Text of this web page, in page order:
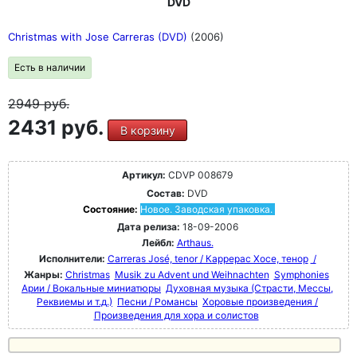
Christmas with Jose Carreras (DVD) (2006)
Есть в наличии
2949руб.
2431 руб. В корзину
Артикул: CDVP 008679
Состав: DVD
Состояние: Новое. Заводская упаковка.
Дата релиза: 18-09-2006
Лейбл: Arthaus.
Исполнители: Carreras José, tenor / Каррерас Хосе, тенор /
Жанры: Christmas Musik zu Advent und Weihnachten Symphonies
Арии / Вокальные миниатюры Духовная музыка (Страсти, Мессы,
Реквиемы и т.д.) Песни / Романсы Хоровые произведения /
Произведения для хора и солистов